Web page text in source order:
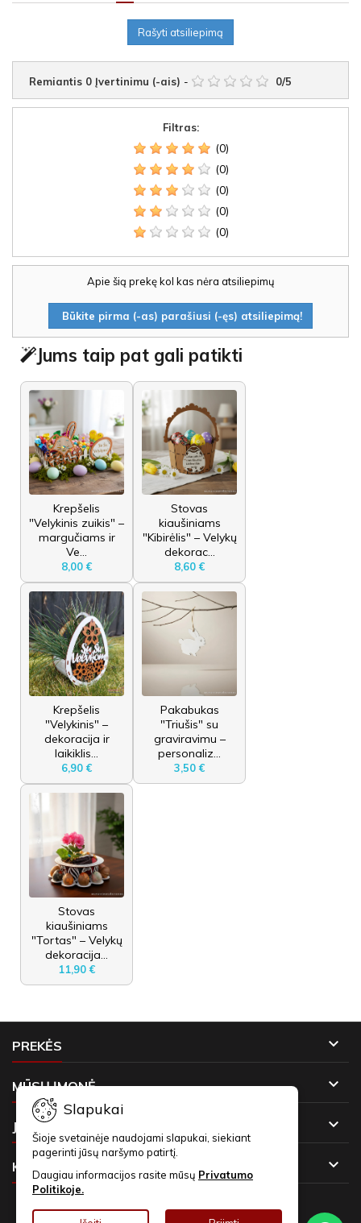
Rašyti atsiliepimą
Remiantis 0 Įvertinimu (-ais) - 0/5
Filtras:
(0)
(0)
(0)
(0)
(0)
Apie šią prekę kol kas nėra atsiliepimų
Būkite pirma (-as) parašiusi (-ęs) atsiliepimą!
Jums taip pat gali patikti
Krepšelis
"Velykinis zuikis" –
margučiams ir
Ve...
8,00 €
Stovas
kiaušiniams
"Kibirėlis" – Velykų
dekorac...
8,60 €
Krepšelis
"Velykinis" –
dekoracija ir
laikiklis...
6,90 €
Pakabukas
"Triušis" su
graviravimu –
personaliz...
3,50 €
Stovas
kiaušiniams
"Tortas" – Velykų
dekoracija...
11,90 €
PREKĖS 
MŪSŲ ĮMONĖ 
JŪSŲ PASKYRA 
KONTAKTAI 
Slapukai
Šioje svetainėje naudojami slapukai, siekiant
pagerinti jūsų naršymo patirtį.
Daugiau informacijos rasite mūsų Privatumo
Politikoje.
NAUJIENLAIŠKIAI